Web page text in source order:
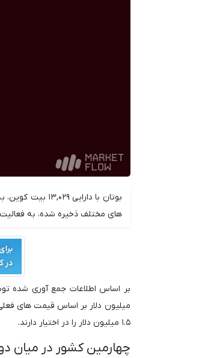
بوتان با
های مختلف ذخیره شده، به
۱.۵ میلیون دلار را در اختیار دارند.
چهارمین کشور در میان